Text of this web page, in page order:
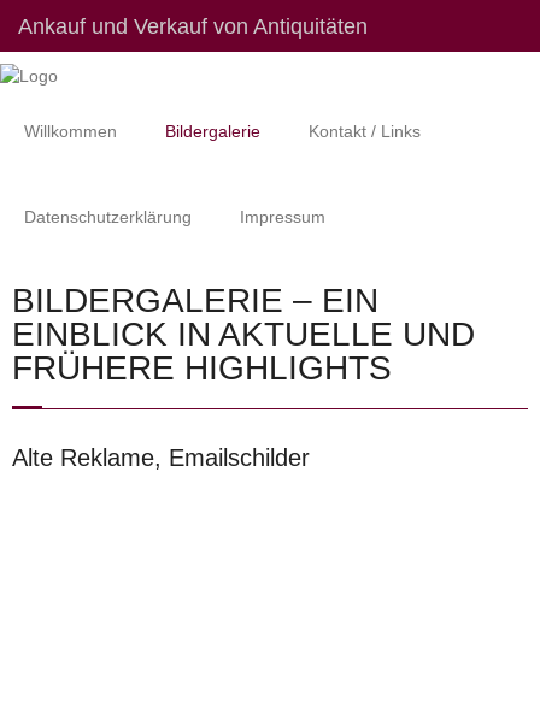
Ankauf und Verkauf von Antiquitäten
Willkommen Bildergalerie Kontakt / Links
Datenschutzerklärung Impressum
BILDERGALERIE – EIN
EINBLICK IN AKTUELLE UND
FRÜHERE HIGHLIGHTS
Alte Reklame, Emailschilder